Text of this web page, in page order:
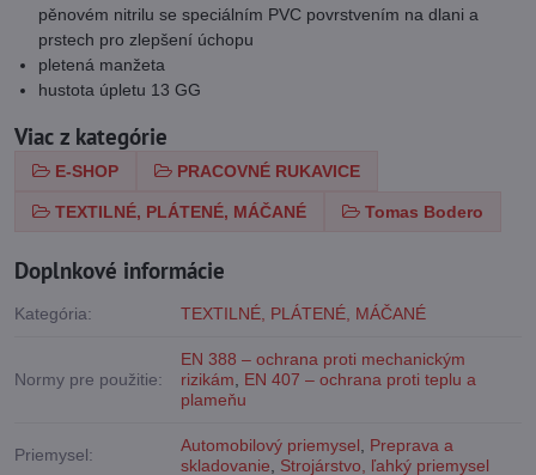
pěnovém nitrilu se speciálním PVC povrstvením na dlani a
prstech pro zlepšení úchopu
pletená manžeta
hustota úpletu 13 GG
Viac z kategórie
E-SHOP PRACOVNÉ RUKAVICE
TEXTILNÉ, PLÁTENÉ, MÁČANÉ Tomas Bodero
Doplnkové informácie
Kategória: TEXTILNÉ, PLÁTENÉ, MÁČANÉ
Normy pre použitie:
EN 388 – ochrana proti mechanickým
rizikám
EN 407 – ochrana proti teplu a
plameňu
Priemysel: Automobilový priemysel
Preprava a
skladovanie
Strojárstvo, ľahký priemysel